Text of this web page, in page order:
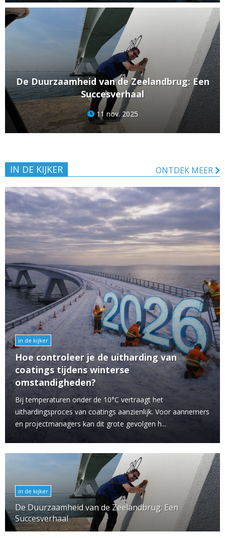
De Duurzaamheid van de Zeelandbrug: Een
Succesverhaal
11 nov. 2025
IN DE KIJKER ONTDEK MEER
in de kijker
Hoe controleer je de uitharding van
coatings tijdens winterse
omstandigheden?
Bij temperaturen onder de 10°C vertraagt het
uithardingsproces van coatings aanzienlijk. Voor aannemers
en projectmanagers kan dit grote gevolgen h...
in de kijker
De Duurzaamheid van de Zeelandbrug: Een
Succesverhaal